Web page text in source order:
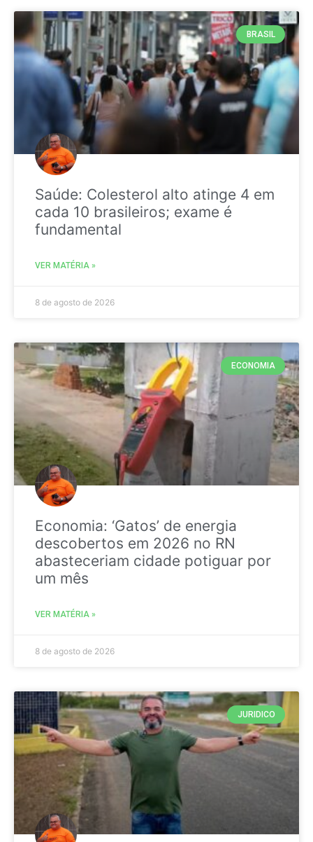
BRASIL
Saúde: Colesterol alto atinge 4 em
cada 10 brasileiros; exame é
fundamental
VER MATÉRIA »
8 de agosto de 2026
ECONOMIA
Economia: ‘Gatos’ de energia
descobertos em 2026 no RN
abasteceriam cidade potiguar por
um mês
VER MATÉRIA »
8 de agosto de 2026
JURIDICO